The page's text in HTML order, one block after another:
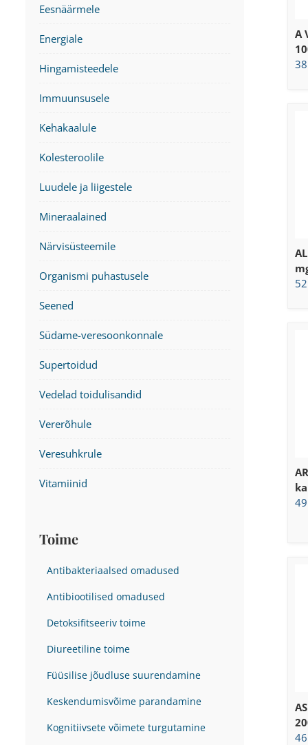
A
Eesnäärmele
Energiale
Hingamisteedele
Immuunsusele
Kehakaalule
Kolesteroolile
Luudele ja liigestele
Mineraalained
Närvisüsteemile
Organismi puhastusele
Seened
Südame-veresoonkonnale
Supertoidud
Vedelad toidulisandid
Vererõhule
Veresuhkrule
Vitamiinid
Toime
Antibakteriaalsed omadused
Antibiootilised omadused
Detoksifitseeriv toime
Diureetiline toime
Füüsilise jõudluse suurendamine
Keskendumisvõime parandamine
Kognitiivsete võimete turgutamine